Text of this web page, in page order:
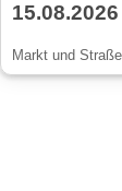
Markt und